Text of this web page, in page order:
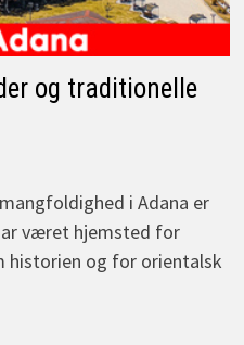
og traditionelle
i Adana er
været hjemsted for
historien og for orientalsk